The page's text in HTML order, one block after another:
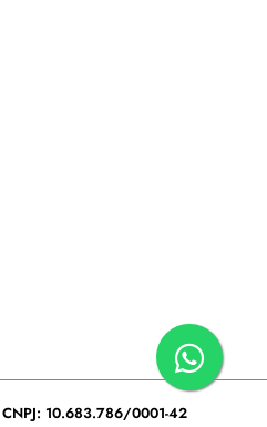
CNPJ: 10.683.786/0001-42